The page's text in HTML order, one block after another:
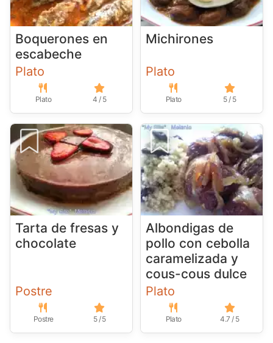
Boquerones en
escabeche
Plato
Plato 4 / 5
Michirones
Plato
Plato 5 / 5
Tarta de fresas y
chocolate
Postre
Postre 5 / 5
Albondigas de
pollo con cebolla
caramelizada y
cous-cous dulce
Plato
Plato 4.7 / 5